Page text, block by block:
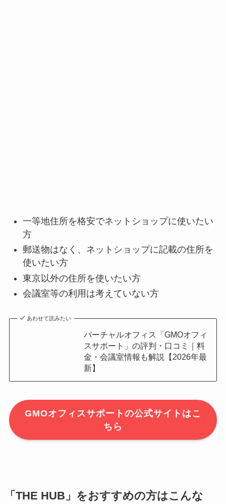
一等地住所を格安でネットショップに使いたい
方
郵送物はなく、ネットショップに記載の住所を
使いたい方
東京以外の住所を使いたい方
会議室等の利用は考えていない方
あわせて読みたい
バーチャルオフィス「GMOオフィ
スサポート」の評判・口コミ｜料
金・会議室情報も解説【2026年最
新】
GMOオフィスサポートの公式サイトはこ
ちら
「THE HUB」をおすすめの方はこんな